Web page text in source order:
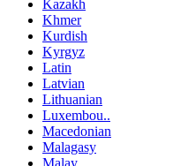
Kazakh
Khmer
Kurdish
Kyrgyz
Latin
Latvian
Lithuanian
Luxembou..
Macedonian
Malagasy
Malay